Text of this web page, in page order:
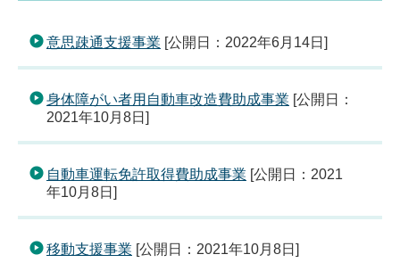
意思疎通支援事業 [公開日：2022年6月14日]
身体障がい者用自動車改造費助成事業 [公開日：
2021年10月8日]
自動車運転免許取得費助成事業 [公開日：2021
年10月8日]
移動支援事業 [公開日：2021年10月8日]